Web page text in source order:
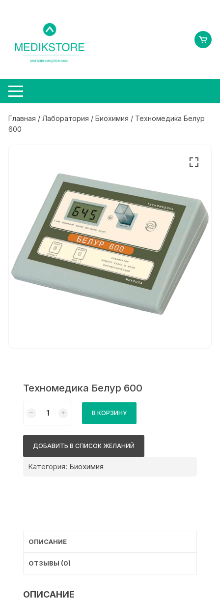
содержимому
Главная / Лаборатория /Биохимия / Техномедика Белур
600
Техномедика Белур 600
товара
В КОРЗИНУ
ДОБАВИТЬ В СПИСОК ЖЕЛАНИЙ
Категория: Биохимия
ОПИСАНИЕ
ОТЗЫВЫ (0)
ОПИСАНИЕ